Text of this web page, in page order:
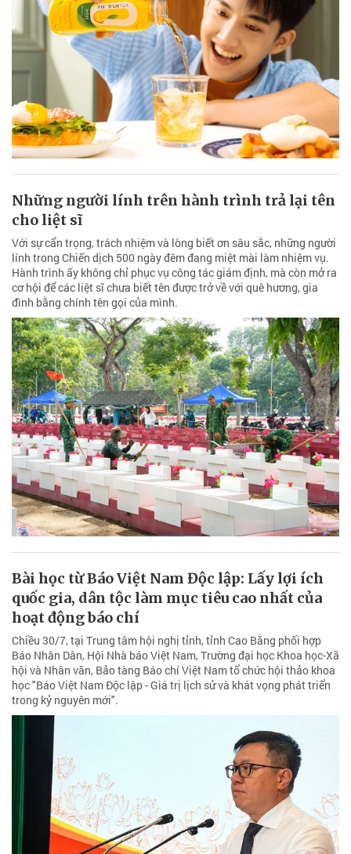
Những người lính trên hành trình trả lại tên
cho liệt sĩ
Với sự cẩn trọng, trách nhiệm và lòng biết ơn sâu sắc, những người
lính trong Chiến dịch 500 ngày đêm đang miệt mài làm nhiệm vụ.
Hành trình ấy không chỉ phục vụ công tác giám định, mà còn mở ra
cơ hội để các liệt sĩ chưa biết tên được trở về với quê hương, gia
đình bằng chính tên gọi của mình.
Bài học từ Báo Việt Nam Độc lập: Lấy lợi ích
quốc gia, dân tộc làm mục tiêu cao nhất của
hoạt động báo chí
Chiều 30/7, tại Trung tâm hội nghị tỉnh, tỉnh Cao Bằng phối hợp
Báo Nhân Dân, Hội Nhà báo Việt Nam, Trường đại học Khoa học-Xã
hội và Nhân văn, Bảo tàng Báo chí Việt Nam tổ chức hội thảo khoa
học "Báo Việt Nam Độc lập - Giá trị lịch sử và khát vọng phát triển
trong kỷ nguyên mới".